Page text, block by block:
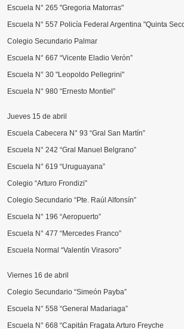
Escuela N° 265 "Gregoria Matorras"
Escuela N° 557 Policía Federal Argentina "Quinta
Colegio Secundario Palmar
Escuela N° 667 “Vicente Eladio Verón”
Escuela N° 30 "Leopoldo Pellegrini"
Escuela N° 980 “Ernesto Montiel”
Jueves 15 de abril
Escuela Cabecera N° 93 “Gral San Martín”
Escuela N° 242 “Gral Manuel Belgrano”
Escuela N° 619 “Uruguayana”
Colegio “Arturo Frondizi”
Colegio Secundario “Pte. Raúl Alfonsín”
Escuela N° 196 “Aeropuerto”
Escuela N° 477 “Mercedes Franco”
Escuela Normal “Valentín Virasoro”
Viernes 16 de abril
Colegio Secundario “Simeón Payba”
Escuela N° 558 “General Madariaga”
Escuela N° 668 “Capitán Fragata Arturo Freyche